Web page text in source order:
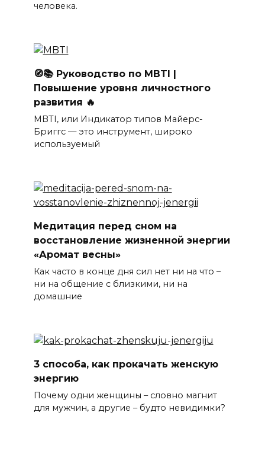
человека.
🧭📚 Руководство по MBTI |
Повышение уровня личностного
развития 🔥
MBTI, или Индикатор типов Майерс-
Бриггс — это инструмент, широко
используемый
Медитация перед сном на
восстановление жизненной энергии
«Аромат весны»
Как часто в конце дня сил нет ни на что –
ни на общение с близкими, ни на
домашние
3 способа, как прокачать женскую
энергию
Почему одни женщины – словно магнит
для мужчин, а другие – будто невидимки?